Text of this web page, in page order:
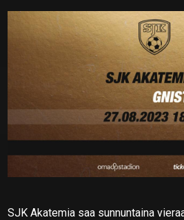
SJK Akatemia saa sunnuntaina